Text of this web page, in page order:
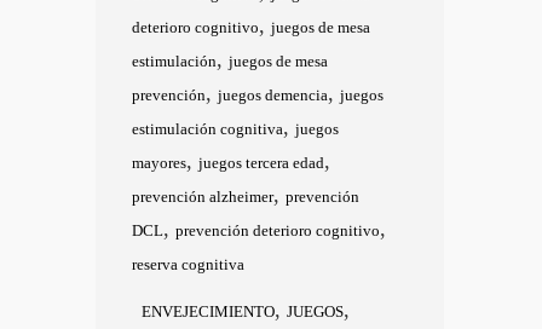
deterioro cognitivo, juegos de mesa
estimulación, juegos de mesa
prevención, juegos demencia, juegos
estimulación cognitiva, juegos
mayores, juegos tercera edad,
prevención alzheimer, prevención
DCL, prevención deterioro cognitivo,
reserva cognitiva
ENVEJECIMIENTO, JUEGOS,